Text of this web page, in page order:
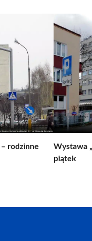
rodzinne
Wystawa
piątek